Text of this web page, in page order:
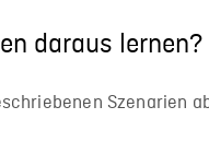
daraus lernen?
Szenarien